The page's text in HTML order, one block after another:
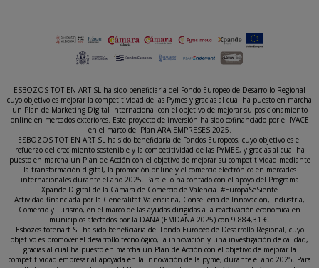
ESBOZOS TOT EN ART SL ha sido beneficiaria del Fondo Europeo de Desarrollo Regional
cuyo objetivo es mejorar la competitividad de las Pymes y gracias al cual ha puesto en marcha
un Plan de Marketing Digital Internacional con el objetivo de mejorar su posicionamiento
online en mercados exteriores. Este proyecto de inversión ha sido cofinanciado por el IVACE
en el marco del Plan ARA EMPRESES 2025.
ESBOZOS TOT EN ART SL ha sido beneficiaria de Fondos Europeos, cuyo objetivo es el
refuerzo del crecimiento sostenible y la competitividad de las PYMES, y gracias al cual ha
puesto en marcha un Plan de Acción con el objetivo de mejorar su competitividad mediante
la transformación digital, la promoción online y el comercio electrónico en mercados
internacionales durante el año 2025. Para ello ha contado con el apoyo del Programa
Xpande Digital de la Cámara de Comercio de Valencia. #EuropaSeSiente
Actividad financiada por la Generalitat Valenciana, Conselleria de Innovación, Industria,
Comercio y Turismo, en el marco de las ayudas dirigidas a la reactivación económica en
municipios afectados por la DANA (EMDANA 2025) con 9.884,31 €.
Esbozos totenart SL ha sido beneficiaria del Fondo Europeo de Desarrollo Regional, cuyo
objetivo es promover el desarrollo tecnológico, la innovación y una investigación de calidad,
gracias al cual ha puesto en marcha un Plan de Acción con el objetivo de mejorar la
competitividad empresarial apoyada en la innovación de la pyme, durante el año 2025. Para